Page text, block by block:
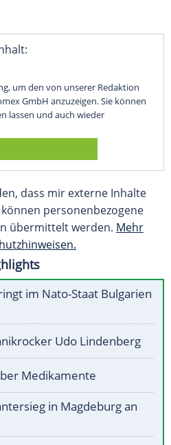
um den von unserer Redaktion
GmbH anzuzeigen. Sie können
lassen und auch wieder
dass mir externe Inhalte
personenbezogene
übermittelt werden. Mehr
im Nato-Staat Bulgarien
Udo Lindenberg
Medikamente
in Magdeburg an